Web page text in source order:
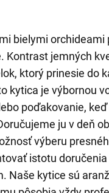
bielymi orchideami
jemných
ktorý prinesie do
kytica je výbornou
poďakovanie,
ju v deň
výberu
istotu doručenia
Naše kytice sú